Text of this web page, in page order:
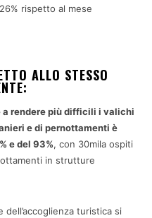
rispetto al mese
ALLO STESSO
a rendere più difficili i valichi
e di pernottamenti è
e del 93%, con 30mila ospiti
in strutture
turistica si